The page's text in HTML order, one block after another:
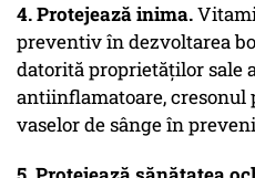
4. Protejează inima.
preventiv în dezvoltarea
datorită proprietăților sale
antiinflamatoare,
vaselor de sânge în